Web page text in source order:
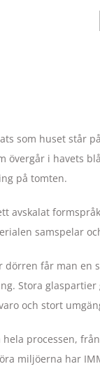
som huset står
övergår i havets
på tomten.
avskalat
samspelar
dörren får man en
Stora
och stort
processen,
miljöerna har